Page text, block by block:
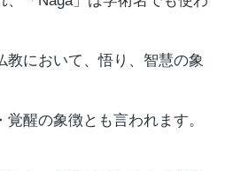
教において、悟り、智慧の象
醒の象徴とも言われます。